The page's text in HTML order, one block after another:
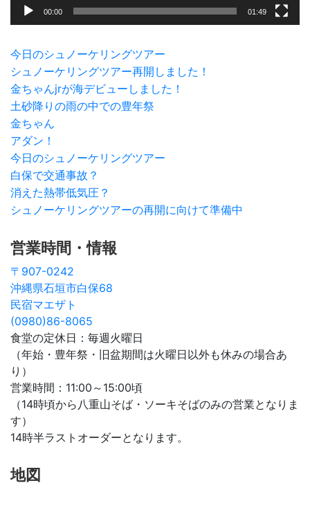
00:00 01:49
今日のシュノーケリングツアー
シュノーケリングツアー再開しました！
金ちゃんjrが海デビューしました！
土砂降りの雨の中での豊年祭
金ちゃん
アダン！
今日のシュノーケリングツアー
白保で交通事故？
消えた熱帯低気圧？
シュノーケリングツアーの再開に向けて準備中
営業時間・情報
〒907-0242
沖縄県石垣市白保68
民宿マエザト
(0980)86-8065
食堂の定休日：毎週火曜日
（年始・豊年祭・旧盆期間は火曜日以外も休みの場合あ
り）
営業時間：11:00～15:00頃
（14時頃から八重山そば・ソーキそばのみの営業となりま
す）
14時半ラストオーダーとなります。
地図